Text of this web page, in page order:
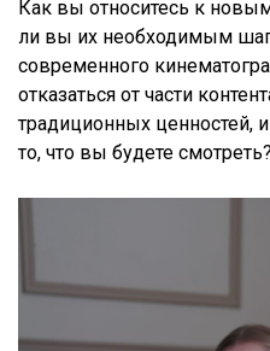
Как вы относитесь к
ли вы их необходимым
современного
отказаться от части
традиционных ценностей,
то, что вы будете смотреть?